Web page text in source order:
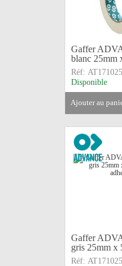
Gaffer
blanc 25mm
Réf:
Disponible
ajouter au
Gaffer
gris 25mm x
Réf: